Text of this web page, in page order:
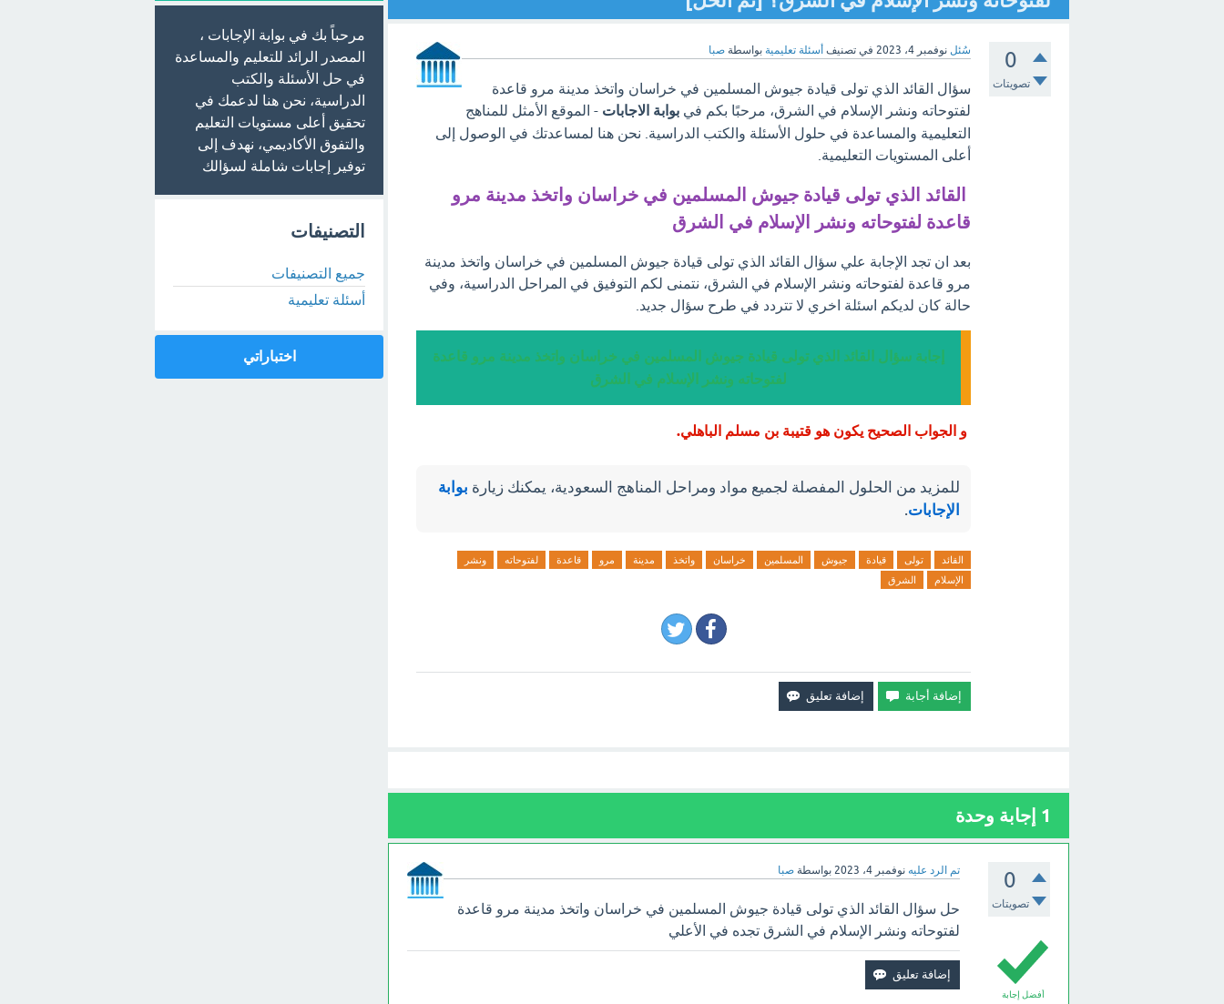
0
تصويتات
سُئل نوفمبر 4، 2023 في تصنيف أسئلة تعليمية بواسطة صبا
سؤال القائد الذي تولى قيادة جيوش المسلمين في خراسان واتخذ مدينة مرو قاعدة
لفتوحاته ونشر الإسلام في الشرق، مرحبًا بكم في بوابة الاجابات - الموقع الأمثل للمناهج
التعليمية والمساعدة في حلول الأسئلة والكتب الدراسية. نحن هنا لمساعدتك في الوصول إلى
أعلى المستويات التعليمية.
القائد الذي تولى قيادة جيوش المسلمين في خراسان واتخذ مدينة مرو
قاعدة لفتوحاته ونشر الإسلام في الشرق
بعد ان تجد الإجابة علي سؤال القائد الذي تولى قيادة جيوش المسلمين في خراسان واتخذ مدينة
مرو قاعدة لفتوحاته ونشر الإسلام في الشرق، نتمنى لكم التوفيق في المراحل الدراسية، وفي
حالة كان لديكم اسئلة اخري لا تتردد في طرح سؤال جديد.
إجابة سؤال القائد الذي تولى قيادة جيوش المسلمين في خراسان واتخذ مدينة مرو قاعدة
لفتوحاته ونشر الإسلام في الشرق
و الجواب الصحيح يكون هو قتيبة بن مسلم الباهلي.
للمزيد من الحلول المفصلة لجميع مواد ومراحل المناهج السعودية، يمكنك زيارة بوابة
الإجابات.
القائد تولى قيادة جيوش المسلمين خراسان واتخذ مدينة مرو قاعدة لفتوحاته
ونشر
الإسلام
الشرق
1 إجابة وحدة
0
تصويتات
تم الرد عليه نوفمبر 4، 2023 بواسطة صبا
أفضل إجابة
حل سؤال القائد الذي تولى قيادة جيوش المسلمين في خراسان واتخذ مدينة مرو قاعدة
لفتوحاته ونشر الإسلام في الشرق تجده في الأعلي
مرحباً بك في بوابة الإجابات ،
المصدر الرائد للتعليم والمساعدة
في حل الأسئلة والكتب
الدراسية، نحن هنا لدعمك في
تحقيق أعلى مستويات التعليم
والتفوق الأكاديمي، نهدف إلى
توفير إجابات شاملة لسؤالك
التصنيفات
جميع التصنيفات
أسئلة تعليمية
اختباراتي